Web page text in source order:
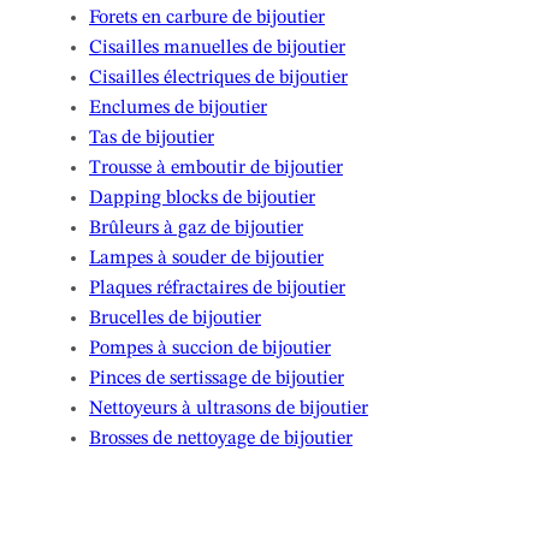
Forets en carbure de bijoutier
Cisailles manuelles de bijoutier
Cisailles électriques de bijoutier
Enclumes de bijoutier
Tas de bijoutier
Trousse à emboutir de bijoutier
Dapping blocks de bijoutier
Brûleurs à gaz de bijoutier
Lampes à souder de bijoutier
Plaques réfractaires de bijoutier
Brucelles de bijoutier
Pompes à succion de bijoutier
Pinces de sertissage de bijoutier
Nettoyeurs à ultrasons de bijoutier
Brosses de nettoyage de bijoutier